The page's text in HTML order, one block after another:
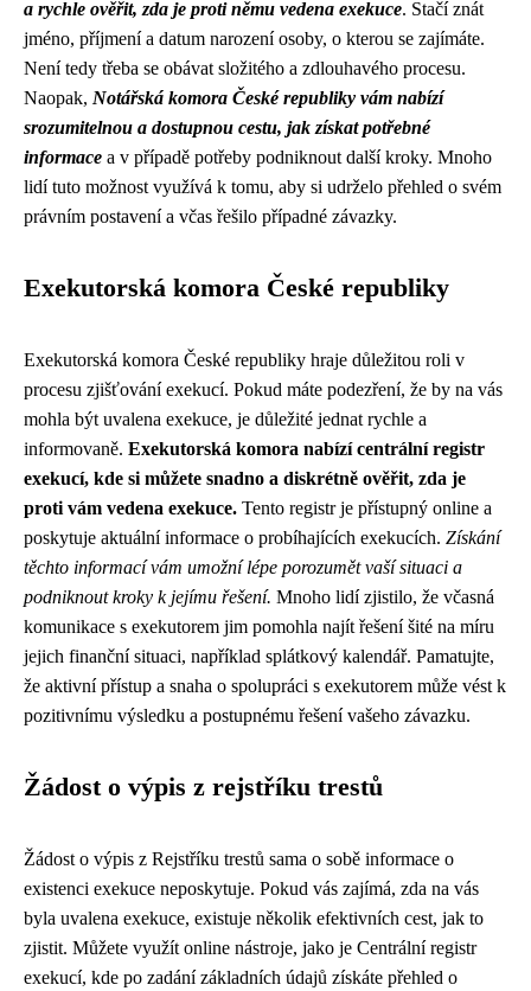
a rychle ověřit, zda je proti němu vedena exekuce. Stačí znát
jméno, příjmení a datum narození osoby, o kterou se zajímáte.
Není tedy třeba se obávat složitého a zdlouhavého procesu.
Naopak, Notářská komora České republiky vám nabízí
srozumitelnou a dostupnou cestu, jak získat potřebné
informace a v případě potřeby podniknout další kroky. Mnoho
lidí tuto možnost využívá k tomu, aby si udrželo přehled o svém
právním postavení a včas řešilo případné závazky.
Exekutorská komora České republiky
Exekutorská komora České republiky hraje důležitou roli v
procesu zjišťování exekucí. Pokud máte podezření, že by na vás
mohla být uvalena exekuce, je důležité jednat rychle a
informovaně. Exekutorská komora nabízí centrální registr
exekucí, kde si můžete snadno a diskrétně ověřit, zda je
proti vám vedena exekuce. Tento registr je přístupný online a
poskytuje aktuální informace o probíhajících exekucích. Získání
těchto informací vám umožní lépe porozumět vaší situaci a
podniknout kroky k jejímu řešení. Mnoho lidí zjistilo, že včasná
komunikace s exekutorem jim pomohla najít řešení šité na míru
jejich finanční situaci, například splátkový kalendář. Pamatujte,
že aktivní přístup a snaha o spolupráci s exekutorem může vést k
pozitivnímu výsledku a postupnému řešení vašeho závazku.
Žádost o výpis z rejstříku trestů
Žádost o výpis z Rejstříku trestů sama o sobě informace o
existenci exekuce neposkytuje. Pokud vás zajímá, zda na vás
byla uvalena exekuce, existuje několik efektivních cest, jak to
zjistit. Můžete využít online nástroje, jako je Centrální registr
exekucí, kde po zadání základních údajů získáte přehled o